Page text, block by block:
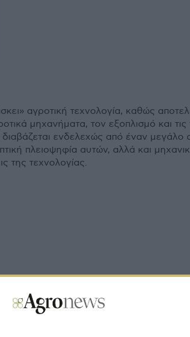
αγροτική τεχνολογία, καθώς
µηχανήµατα, τον εξοπλισµό και τις
ενδελεχώς από έναν
πλειοψηφία αυτών, αλλά και
της τεχνολογίας.